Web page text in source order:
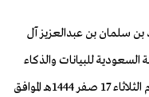
بن سلمان بن عبدالعزيز آل
للبيانات والذكاء
الاصطناعي "سدايا" حفظه الله، انطلقت يوم الثلاثاء 17 صفر 1444هـ الموافق